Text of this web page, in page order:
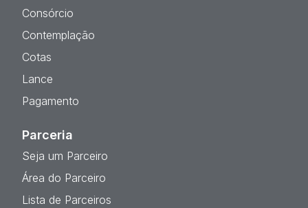
Consórcio
Contemplação
Cotas
Lance
Pagamento
Parceria
Seja um Parceiro
Área do Parceiro
Lista de Parceiros